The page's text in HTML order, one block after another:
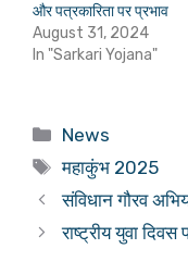
और पत्रकारिता पर प्रभाव
August 31, 2024
In "Sarkari Yojana"
Categories
News
Tags
महाकुंभ 2025
संविधान गौरव
राष्ट्रीय युवा